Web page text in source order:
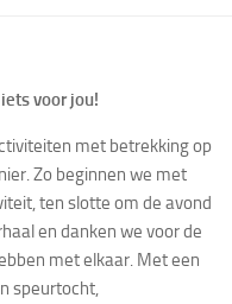
voor jou!
met betrekking op
Zo beginnen we met
ten slotte om de avond
en danken we voor de
met elkaar. Met een
speurtocht,